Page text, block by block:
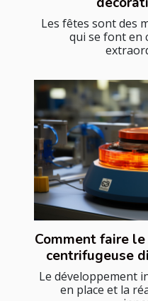
Les fêtes sont des
qui se font en
Comment faire
centrifugeuse
Le développement
en place et la